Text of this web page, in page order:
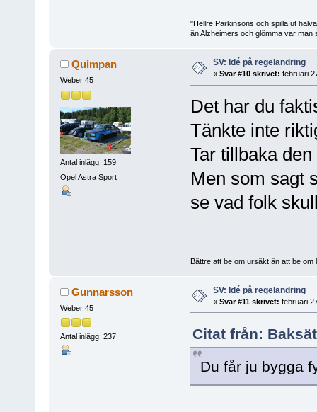
"Hellre Parkinsons och spilla ut
än Alzheimers och glömma var man
Quimpan
Weber 45
Antal inlägg: 159
Opel Astra Sport
SV: Idé på regeländring
« Svar #10 skrivet: februari
Det har du
Tänkte inte
Tar tillbaka
Men som sagt
se vad folk
Bättre att be om ursäkt än att be om
Gunnarsson
Weber 45
Antal inlägg: 237
SV: Idé på regeländring
« Svar #11 skrivet: februari
Citat från:
Du får ju bygga